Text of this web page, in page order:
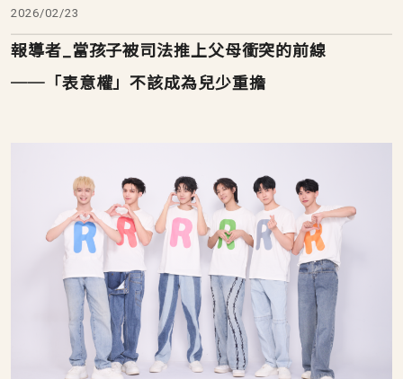
2026/02/23
報導者_當孩子被司法推上父母衝突的前線
──「表意權」不該成為兒少重擔